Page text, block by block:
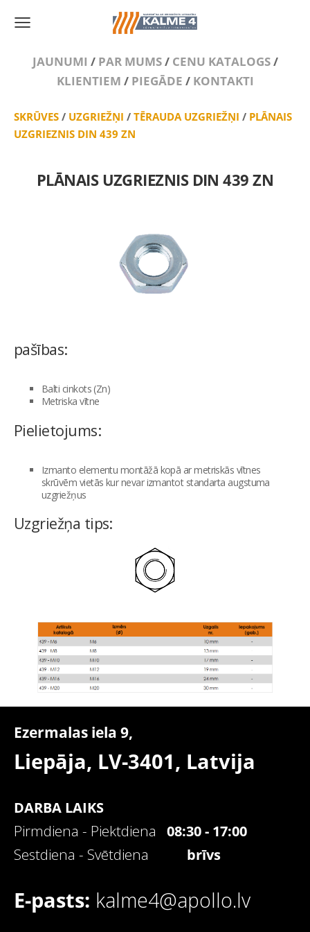
JAUNUMI / PAR MUMS/ CENU KATALOGS/
KLIENTIEM / PIEGĀDE / KONTAKTI
SKRŪVES / UZGRIEŽŅI / TĒRAUDA UZGRIEŽŅI / PLĀNAIS
UZGRIEZNIS DIN 439 ZN
PLĀNAIS UZGRIEZNIS DIN 439 ZN
pašības:
Balti cinkots (Zn)
Metriska vītne
Pielietojums:
Izmanto elementu montāžā kopā ar metriskās vītnes
skrūvēm vietās kur nevar izmantot standarta augstuma
uzgriežņus
Uzgriežņa tips:
Ezermalas iela 9,
Liepāja, LV-3401, Latvija
DARBA LAIKS
Pirmdiena - Piektdiena 08:30 - 17:00
Sestdiena - Svētdiena brīvs
E-pasts: kalme4@apollo.lv